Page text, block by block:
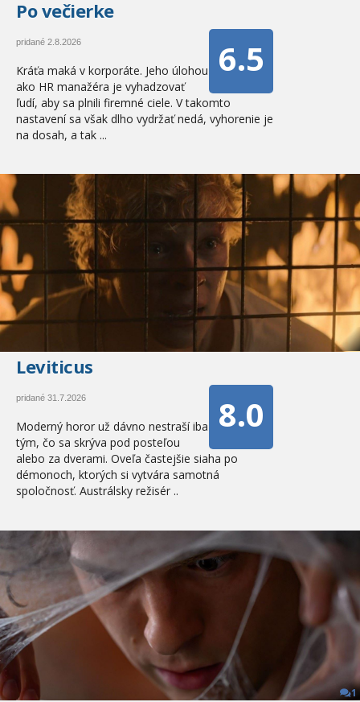
Po večierke
6.5
pridané 2.8.2026
Kráťa maká v korporáte. Jeho úlohou
ako HR manažéra je vyhadzovať
ľudí, aby sa plnili firemné ciele. V takomto
nastavení sa však dlho vydržať nedá, vyhorenie je
na dosah, a tak ...
Leviticus
8.0
pridané 31.7.2026
Moderný horor už dávno nestraší iba
tým, čo sa skrýva pod posteľou
alebo za dverami. Oveľa častejšie siaha po
démonoch, ktorých si vytvára samotná
spoločnosť. Austrálsky režisér ..
1